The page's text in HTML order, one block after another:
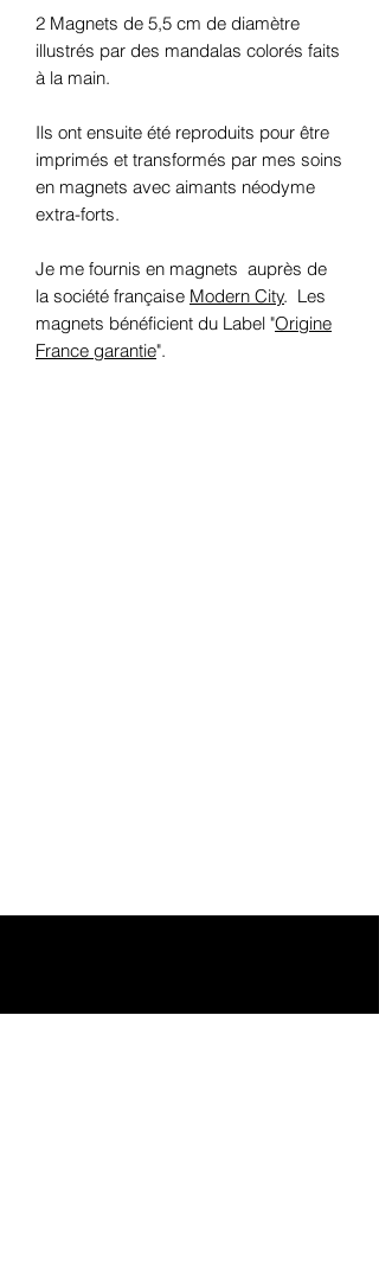
2 Magnets de 5,5 cm de diamètre
illustrés par des mandalas colorés faits
à la main.
Ils ont ensuite été reproduits pour être
imprimés et transformés par mes soins
en magnets avec aimants néodyme
extra-forts.
Je me fournis en magnets auprès de
la société française Modern City. Les
magnets bénéficient du Label "Origine
France garantie".